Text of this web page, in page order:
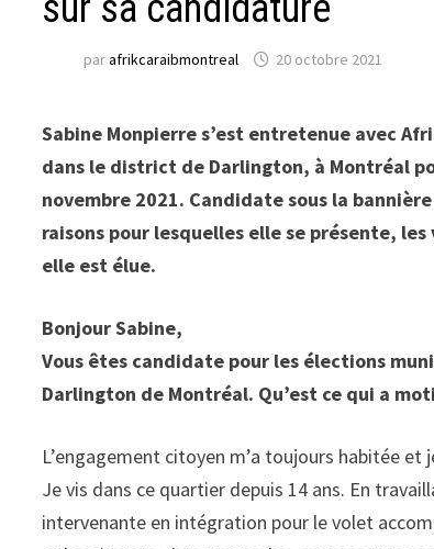
parafrikcaraibmontreal 20 octobre 2021
Sabine Monpierre s’est entretenue avec
dans le district de Darlington, à Montréal
novembre 2021. Candidate sous la
raisons pour lesquelles elle se présente,
elle est élue.
Bonjour Sabine,
Vous êtes candidate pour les élections
Darlington de Montréal. Qu’est ce qui a
L’engagement citoyen m’a toujours habitée et
Je vis dans ce quartier depuis 14 ans. En
intervenante en intégration pour le volet